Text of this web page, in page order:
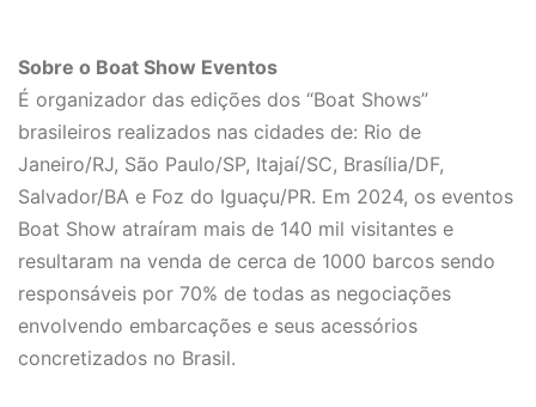
Sobre o Boat Show Eventos
É organizador das edições dos “Boat Shows”
brasileiros realizados nas cidades de: Rio de
Janeiro/RJ, São Paulo/SP, Itajaí/SC, Brasília/DF,
Salvador/BA e Foz do Iguaçu/PR. Em 2024, os eventos
Boat Show atraíram mais de 140 mil visitantes e
resultaram na venda de cerca de 1000 barcos sendo
responsáveis por 70% de todas as negociações
envolvendo embarcações e seus acessórios
concretizados no Brasil.